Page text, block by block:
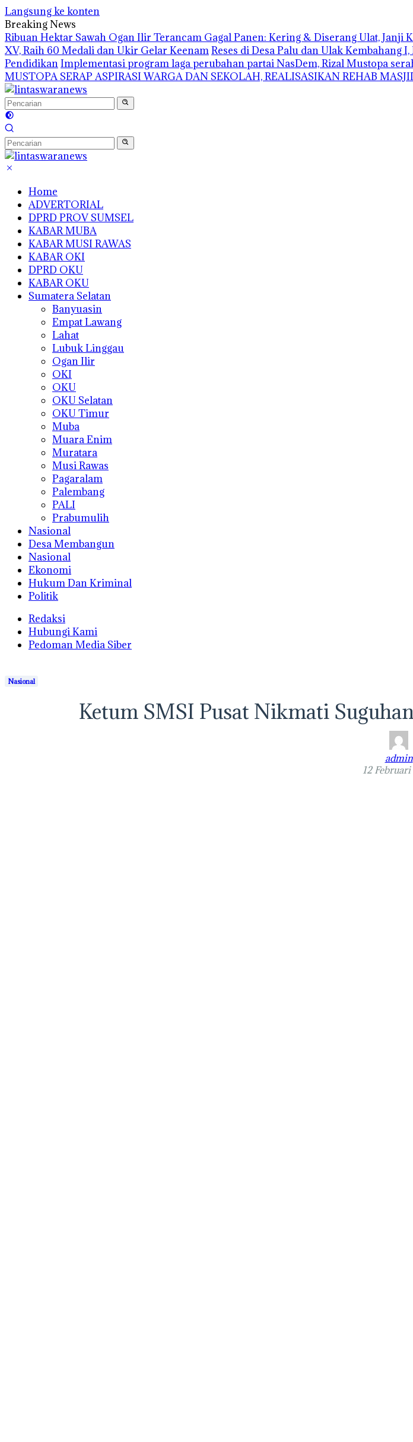
Langsung ke konten
Breaking News
Ribuan Hektar Sawah Ogan Ilir Terancam Gagal Panen: Kering & Diserang Ulat, Janji
XV, Raih 60 Medali dan Ukir Gelar KeenamReses di Desa Palu dan Ulak Kembahang
PendidikanImplementasi program laga perubahan partai NasDem, Rizal Mustopa
MUSTOPA SERAP ASPIRASI WARGA DAN SEKOLAH, REALISASIKAN REHAB
Home
ADVERTORIAL
DPRD PROV SUMSEL
KABAR MUBA
KABAR MUSI RAWAS
KABAR OKI
DPRD OKU
KABAR OKU
Sumatera Selatan
Banyuasin
Empat Lawang
Lahat
Lubuk Linggau
Ogan Ilir
OKI
OKU
OKU Selatan
OKU Timur
Muba
Muara Enim
Muratara
Musi Rawas
Pagaralam
Palembang
PALI
Prabumulih
Nasional
Desa Membangun
Nasional
Ekonomi
Hukum Dan Kriminal
Politik
Redaksi
Hubungi Kami
Pedoman Media Siber
Nasional
Ketum SMSI Pusat Nikmati
admin
12